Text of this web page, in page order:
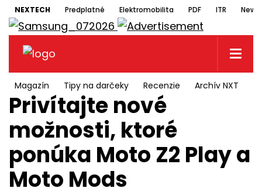
NEXTECH Predplatné Elektromobilita PDF ITR
Magazín Tipy na darčeky Recenzie Archív NXT
Privítajte nové
možnosti, ktoré
ponúka Moto Z2 Play a
Moto Mods